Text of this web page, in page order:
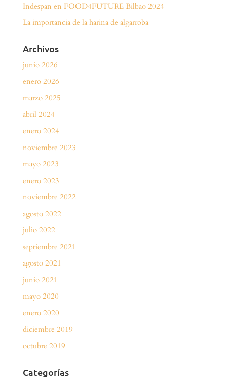
Indespan en FOOD4FUTURE Bilbao 2024
La importancia de la harina de algarroba
Archivos
junio 2026
enero 2026
marzo 2025
abril 2024
enero 2024
noviembre 2023
mayo 2023
enero 2023
noviembre 2022
agosto 2022
julio 2022
septiembre 2021
agosto 2021
junio 2021
mayo 2020
enero 2020
diciembre 2019
octubre 2019
Categorías